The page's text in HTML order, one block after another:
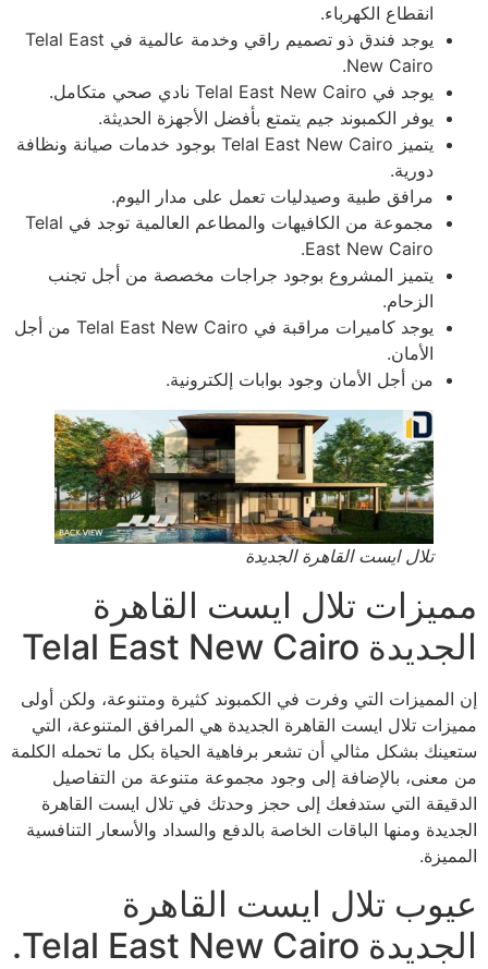
انقطاع الكهرباء.
يوجد فندق ذو تصميم راقي وخدمة عالمية في Telal East
New Cairo.
يوجد في Telal East New Cairo نادي صحي متكامل.
يوفر الكمبوند جيم يتمتع بأفضل الأجهزة الحديثة.
يتميز Telal East New Cairo بوجود خدمات صيانة ونظافة
دورية.
مرافق طبية وصيدليات تعمل على مدار اليوم.
مجموعة من الكافيهات والمطاعم العالمية توجد في Telal
East New Cairo.
يتميز المشروع بوجود جراجات مخصصة من أجل تجنب
الزحام.
يوجد كاميرات مراقبة في Telal East New Cairo من أجل
الأمان.
من أجل الأمان وجود بوابات إلكترونية.
تلال ايست القاهرة الجديدة
مميزات تلال ايست القاهرة
الجديدة Telal East New Cairo
إن المميزات التي وفرت في الكمبوند كثيرة ومتنوعة، ولكن أولى
مميزات تلال ايست القاهرة الجديدة هي المرافق المتنوعة، التي
ستعينك بشكل مثالي أن تشعر برفاهية الحياة بكل ما تحمله الكلمة
من معنى، بالإضافة إلى وجود مجموعة متنوعة من التفاصيل
الدقيقة التي ستدفعك إلى حجز وحدتك في تلال ايست القاهرة
الجديدة ومنها الباقات الخاصة بالدفع والسداد والأسعار التنافسية
المميزة.
عيوب تلال ايست القاهرة
الجديدة Telal East New Cairo.